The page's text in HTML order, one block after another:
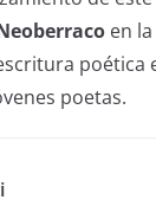
en
poética
poetas.